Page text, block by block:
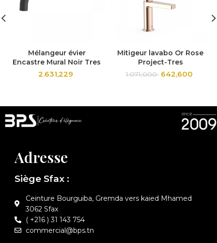
Mélangeur évier
Encastre Mural Noir Tres
2.631,229
Mitigeur lavabo Or Rose
Project-Tres
1.071,000 642,600
Adresse
Siège Sfax :
Ceinture Bourguiba, Gremda vers kaied Mhamed
3062 Sfax
( +216 ) 31 143 754
commercial@bps.tn